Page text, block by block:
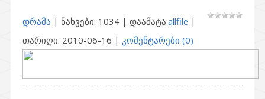
დრამა | ნახვები: 1034 | დაამატა:allfile |
თარიღი: 2010-06-16 | კომენტარები (0)